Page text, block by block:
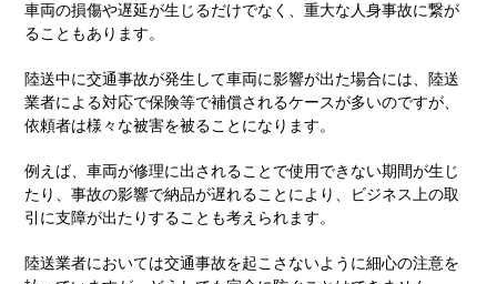
車両の損傷や遅延が生じるだけでなく、重大な人身事故に繋が
ることもあります。
陸送中に交通事故が発生して車両に影響が出た場合には、陸送
業者による対応で保険等で補償されるケースが多いのですが、
依頼者は様々な被害を被ることになります。
例えば、車両が修理に出されることで使用できない期間が生じ
たり、事故の影響で納品が遅れることにより、ビジネス上の取
引に支障が出たりすることも考えられます。
陸送業者においては交通事故を起こさないように細心の注意を